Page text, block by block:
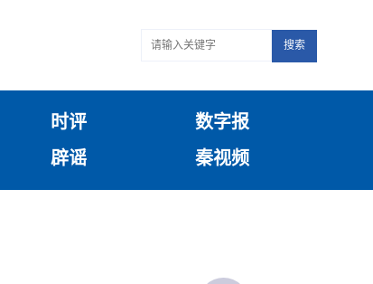
搜索
时评
数字报
辟谣 秦视频